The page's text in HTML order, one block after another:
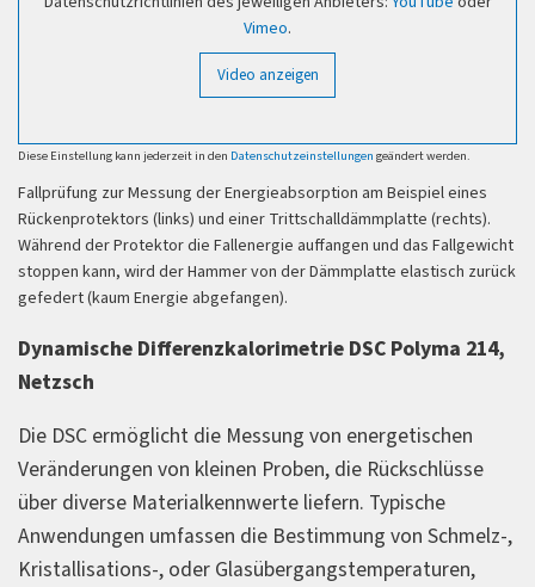
Vimeo.
Video anzeigen
Diese Einstellung kann jederzeit in den Datenschutzeinstellungen geändert werden.
Fallprüfung zur Messung der Energieabsorption am Beispiel eines
Rückenprotektors (links) und einer Trittschalldämmplatte (rechts).
Während der Protektor die Fallenergie auffangen und das Fallgewicht
stoppen kann, wird der Hammer von der Dämmplatte elastisch zurück
gefedert (kaum Energie abgefangen).
Dynamische Differenzkalorimetrie DSC Polyma 214,
Netzsch
Die DSC ermöglicht die Messung von energetischen
Veränderungen von kleinen Proben, die Rückschlüsse
über diverse Materialkennwerte liefern. Typische
Anwendungen umfassen die Bestimmung von Schmelz-,
Kristallisations-, oder Glasübergangstemperaturen,